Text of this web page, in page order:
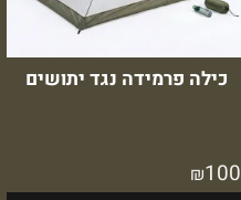
כילה פרמידה נגד יתושים
₪100